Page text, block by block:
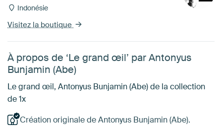
Indonésie
Visitez la boutique
À propos de ‘Le grand œil’ par Antonyus
Bunjamin (Abe)
Le grand œil, Antonyus Bunjamin (Abe) de la collection
de 1x
Création originale de Antonyus Bunjamin (Abe).